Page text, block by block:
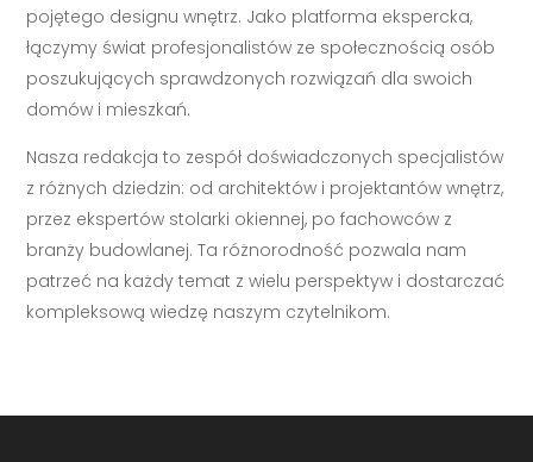
pojętego designu wnętrz. Jako platforma ekspercka,
łączymy świat profesjonalistów ze społecznością osób
poszukujących sprawdzonych rozwiązań dla swoich
domów i mieszkań.
Nasza redakcja to zespół doświadczonych specjalistów
z różnych dziedzin: od architektów i projektantów wnętrz,
przez ekspertów stolarki okiennej, po fachowców z
branży budowlanej. Ta różnorodność pozwala nam
patrzeć na każdy temat z wielu perspektyw i dostarczać
kompleksową wiedzę naszym czytelnikom.